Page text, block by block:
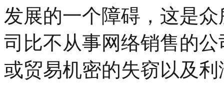
发展的一个障碍，这是
司比不从事网络销售的
或贸易机密的失窃以及